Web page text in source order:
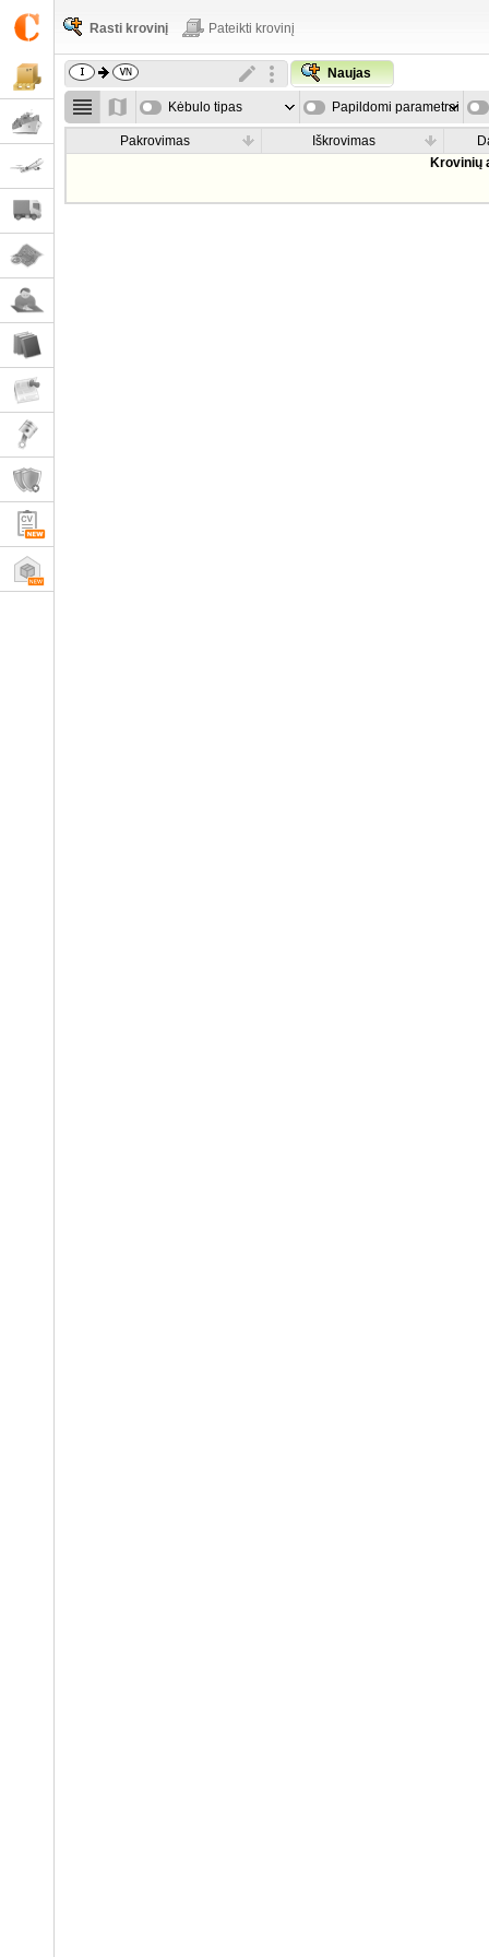
Rasti krovinį Pateikti krovinį
Naujas
Kėbulo tipas Papildomi parametrai
Pakrovimas Iškrovimas
Krovinių